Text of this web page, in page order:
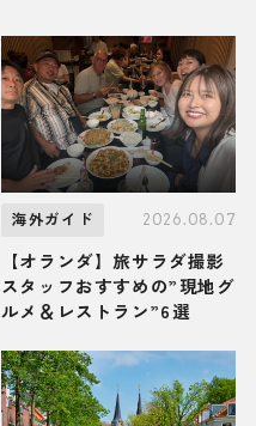
海外ガイド 2026.08.07
【オランダ】旅サラダ撮影
スタッフおすすめの”現地グ
ルメ＆レストラン”6選